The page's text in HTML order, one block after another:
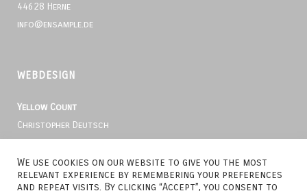
44628 Herne
info@ensample.de
WEBDESIGN
Yellow Count
Christopher Deutsch
Kray 7
44627 Herne
info@yellow-count.de.de
We use cookies on our website to give you the most
relevant experience by remembering your preferences
and repeat visits. By clicking “Accept”, you consent to